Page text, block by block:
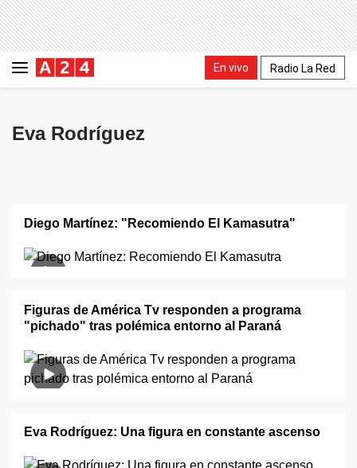
En vivo Radio La Red
Eva Rodríguez
Diego Martínez: "Recomiendo El Kamasutra"
Figuras de América Tv responden a programa
"pichado" tras polémica entorno al Paraná
Eva Rodríguez: Una figura en constante ascenso